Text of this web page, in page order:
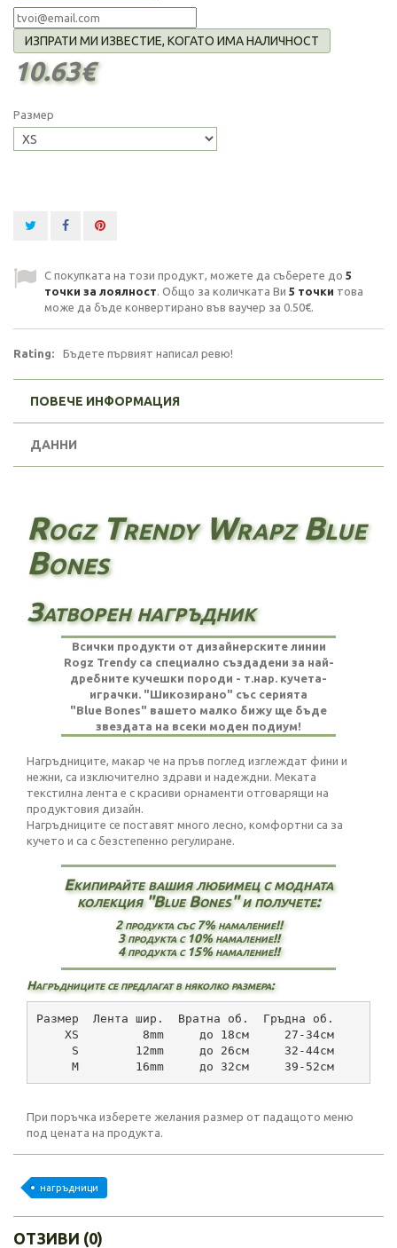
ИЗПРАТИ МИ ИЗВЕСТИЕ, КОГАТО ИМА НАЛИЧНОСТ
10.63€
Размер
С покупката на този продукт, можете да съберете до 5
точки за лоялност. Общо за количката Ви 5 точки това
може да бъде конвертирано във ваучер за 0.50€.
Rating: Бъдете първият написал ревю!
ПОВЕЧЕ ИНФОРМАЦИЯ
ДАННИ
Rogz Trendy Wrapz Blue
Bones
Затворен нагръдник
Всички продукти от дизайнерските линии
Rogz Trendy са специално създадени за най-
дребните кучешки породи - т.нар. кучета-
играчки. "Шикозирано" със серията
"Blue Bones" вашето малко бижу ще бъде
звездата на всеки моден подиум!
Нагръдниците, макар че на пръв поглед изглеждат фини и
нежни, са изключително здрави и надеждни. Меката
текстилна лента е с красиви орнаменти отговарящи на
продуктовия дизайн.
Нагръдниците се поставят много лесно, комфортни са за
кучето и са с безстепенно регулиране.
Екипирайте вашия любимец с модната
колекция "Blue Bones" и получете:
2 продукта със 7% намаление!!
3 продукта с 10% намаление!!
4 продукта с 15% намаление!!
Нагръдниците се предлагат в няколко размера:
Размер  Лента шир.  Вратна об.  Гръдна об.
    XS         8mm     до 18см     27-34см
     S        12mm     до 26см     32-44см
     М        16mm     до 32см     39-52см
При поръчка изберете желания размер от падащото меню
под цената на продукта.
нагръдници
ОТЗИВИ (0)